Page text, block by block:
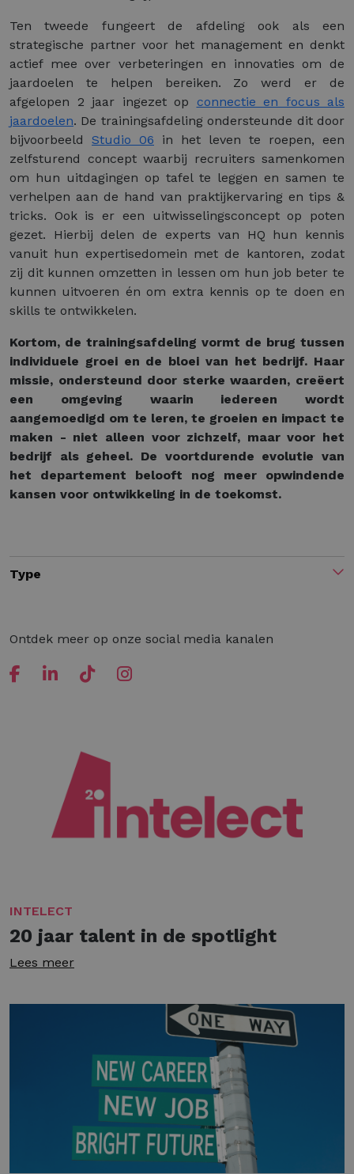
Ten tweede fungeert de afdeling ook als een
strategische partner voor het management en denkt
actief mee over verbeteringen en innovaties om de
jaardoelen te helpen bereiken. Zo werd er de
afgelopen 2 jaar ingezet op connectie en focus als
jaardoelen. De trainingsafdeling ondersteunde dit door
bijvoorbeeld Studio 06 in het leven te roepen, een
zelfsturend concept waarbij recruiters samenkomen
om hun uitdagingen op tafel te leggen en samen te
verhelpen aan de hand van praktijkervaring en tips &
tricks. Ook is er een uitwisselingsconcept op poten
gezet. Hierbij delen de experts van HQ hun kennis
vanuit hun expertisedomein met de kantoren, zodat
zij dit kunnen omzetten in lessen om hun job beter te
kunnen uitvoeren én om extra kennis op te doen en
skills te ontwikkelen.
Kortom, de trainingsafdeling vormt de brug tussen
individuele groei en de bloei van het bedrijf. Haar
missie, ondersteund door sterke waarden, creëert
een omgeving waarin iedereen wordt
aangemoedigd om te leren, te groeien en impact te
maken - niet alleen voor zichzelf, maar voor het
bedrijf als geheel. De voortdurende evolutie van
het departement belooft nog meer opwindende
kansen voor ontwikkeling in de toekomst.
Type
Ontdek meer op onze social media kanalen
INTELECT
20 jaar talent in de spotlight
Lees meer